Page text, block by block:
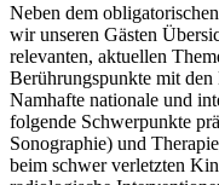
Neben dem
wir unseren Gästen
relevanten, aktuellen
Berührungspunkte mit
Namhafte nationale und
folgende Schwerpunkte
Sonographie) und
beim schwer verletzten